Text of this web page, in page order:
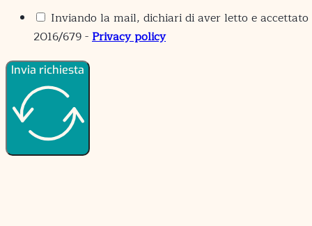
Inviando la mail, dichiari di aver letto e
2016/679 -Privacy policy
Invia richiesta